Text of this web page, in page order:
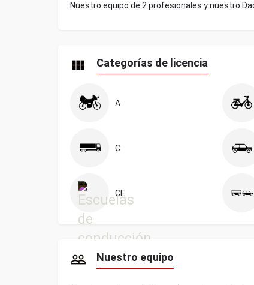
Nuestro equipo de 2 profesionales y nuestro
Categorías de licencia
A
C
CE
Nuestro equipo